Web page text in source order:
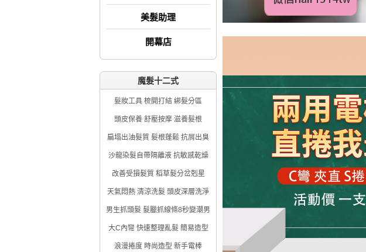
美髮助理
開幕店
魔髮十二式
髮妝工具 梳開打結 綁髮分區
頭皮保養 舒壓按摩 滋養髮根
扁塌出油髮質 髮根蓬鬆 抗屑出臭
沙龍染髮自帶隔離液 抗敏感乾燥
改善受損髮質 稻草髮分岔剋星
天氣悶熱 清涼洗髮 頭皮深層洗淨
男生抓頭髮 髮臘抓線條8秒變潮男
大C內彎 快速整理亂髮 簡易造型
浪漫捲度 時尚造型 新手電棒